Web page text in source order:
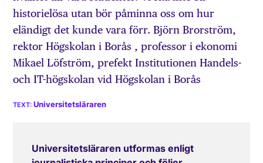
historielösa utan bör påminna oss om hur
eländigt det kunde vara förr. Björn Brorström,
rektor Högskolan i Borås , professor i ekonomi
Mikael Löfström, prefekt Institutionen Handels-
och IT-högskolan vid Högskolan i Borås
Universitetsläraren
Universitetsläraren utformas enligt